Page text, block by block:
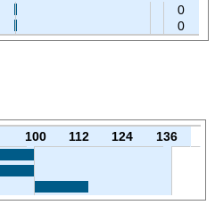
0
0
100 112 124
136